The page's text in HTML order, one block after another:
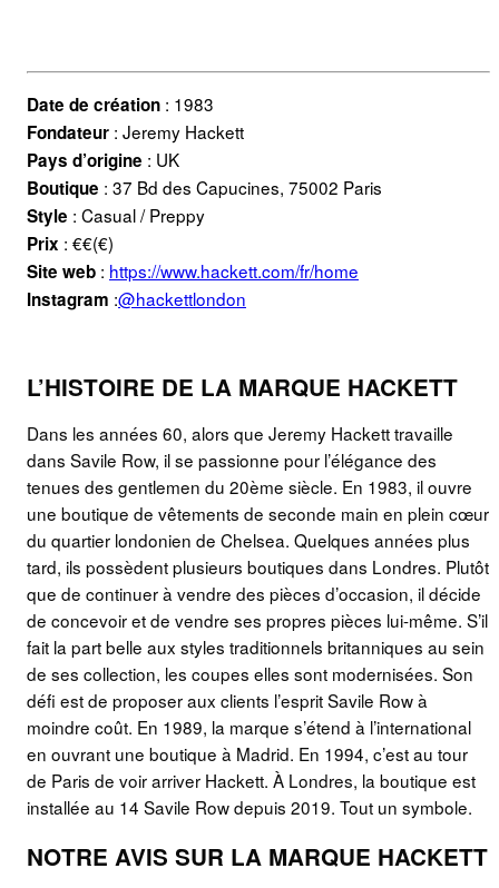
Date de création : 1983
Fondateur : Jeremy Hackett
Pays d’origine : UK
Boutique : 37 Bd des Capucines, 75002 Paris
Style : Casual / Preppy
Prix : €€(€)
Site web : https://www.hackett.com/fr/home
Instagram :@hackettlondon
L’HISTOIRE DE LA MARQUE HACKETT
Dans les années 60, alors que Jeremy Hackett travaille
dans Savile Row, il se passionne pour l’élégance des
tenues des gentlemen du 20ème siècle. En 1983, il ouvre
une boutique de vêtements de seconde main en plein cœur
du quartier londonien de Chelsea. Quelques années plus
tard, ils possèdent plusieurs boutiques dans Londres. Plutôt
que de continuer à vendre des pièces d’occasion, il décide
de concevoir et de vendre ses propres pièces lui-même. S’il
fait la part belle aux styles traditionnels britanniques au sein
de ses collection, les coupes elles sont modernisées. Son
défi est de proposer aux clients l’esprit Savile Row à
moindre coût. En 1989, la marque s’étend à l’international
en ouvrant une boutique à Madrid. En 1994, c’est au tour
de Paris de voir arriver Hackett. À Londres, la boutique est
installée au 14 Savile Row depuis 2019. Tout un symbole.
NOTRE AVIS SUR LA MARQUE HACKETT